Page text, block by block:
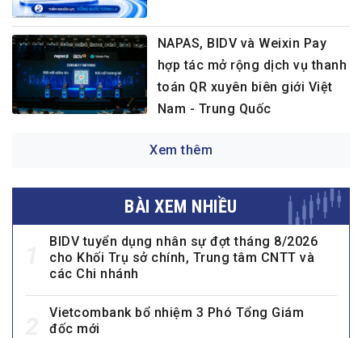
NAPAS, BIDV và Weixin Pay
hợp tác mở rộng dịch vụ thanh
toán QR xuyên biên giới Việt
Nam - Trung Quốc
Xem thêm
BÀI XEM NHIỀU
BIDV tuyển dụng nhân sự đợt tháng 8/2026
cho Khối Trụ sở chính, Trung tâm CNTT và
các Chi nhánh
Vietcombank bổ nhiệm 3 Phó Tổng Giám
đốc mới